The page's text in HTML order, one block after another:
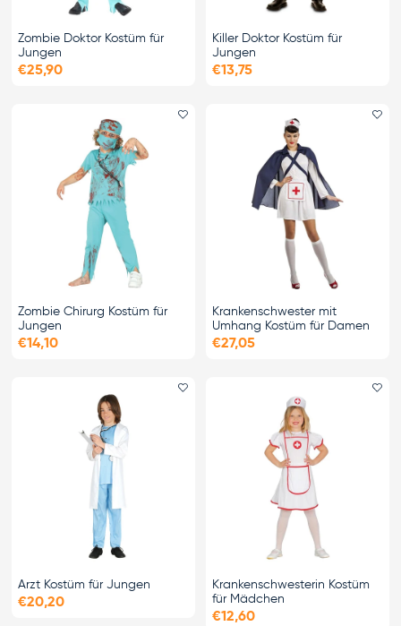
Zombie Doktor Kostüm für
Jungen
€25,90
Killer Doktor Kostüm für
Jungen
€13,75
Favorit hinzufügen
Zombie Chirurg Kostüm für
Jungen
€14,10
Krankenschwester mit
Umhang Kostüm für Damen
€27,05
Arzt Kostüm für Jungen
€20,20
Krankenschwesterin Kostüm
für Mädchen
€12,60